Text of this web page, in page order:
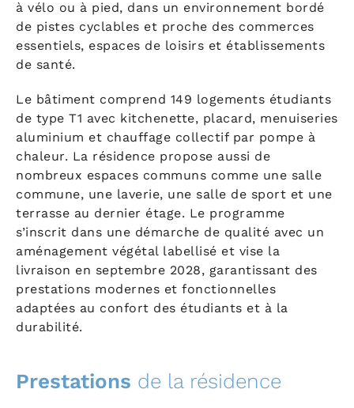
à vélo ou à pied, dans un environnement bordé
de pistes cyclables et proche des commerces
essentiels, espaces de loisirs et établissements
de santé.
Le bâtiment comprend 149 logements étudiants
de type T1 avec kitchenette, placard, menuiseries
aluminium et chauffage collectif par pompe à
chaleur. La résidence propose aussi de
nombreux espaces communs comme une salle
commune, une laverie, une salle de sport et une
terrasse au dernier étage. Le programme
s’inscrit dans une démarche de qualité avec un
aménagement végétal labellisé et vise la
livraison en septembre 2028, garantissant des
prestations modernes et fonctionnelles
adaptées au confort des étudiants et à la
durabilité.
Prestations de la résidence